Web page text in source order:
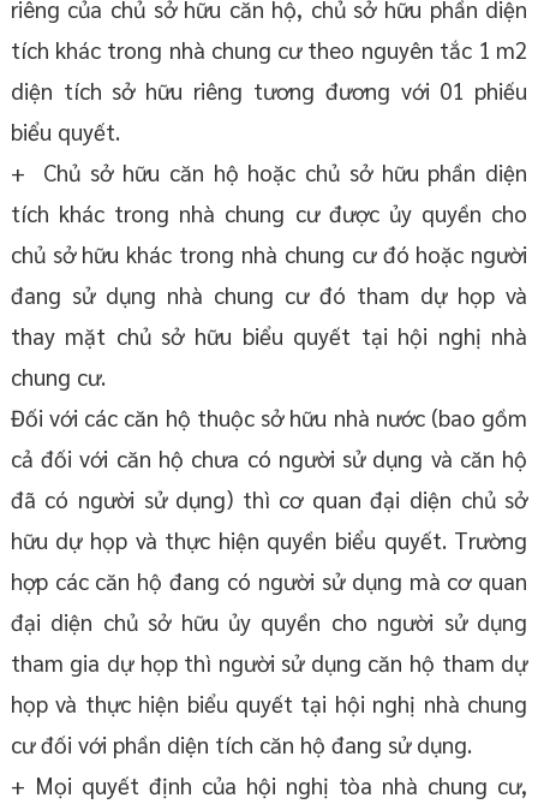
riêng của chủ sở hữu căn hộ, chủ sở hữu phần diện
tích khác trong nhà chung cư theo nguyên tắc 1 m2
diện tích sở hữu riêng tương đương với 01 phiếu
biểu quyết.
+ Chủ sở hữu căn hộ hoặc chủ sở hữu phần diện
tích khác trong nhà chung cư được ủy quyền cho
chủ sở hữu khác trong nhà chung cư đó hoặc người
đang sử dụng nhà chung cư đó tham dự họp và
thay mặt chủ sở hữu biểu quyết tại hội nghị nhà
chung cư.
Đối với các căn hộ thuộc sở hữu nhà nước (bao gồm
cả đối với căn hộ chưa có người sử dụng và căn hộ
đã có người sử dụng) thì cơ quan đại diện chủ sở
hữu dự họp và thực hiện quyền biểu quyết. Trường
hợp các căn hộ đang có người sử dụng mà cơ quan
đại diện chủ sở hữu ủy quyền cho người sử dụng
tham gia dự họp thì người sử dụng căn hộ tham dự
họp và thực hiện biểu quyết tại hội nghị nhà chung
cư đối với phần diện tích căn hộ đang sử dụng.
+ Mọi quyết định của hội nghị tòa nhà chung cư,